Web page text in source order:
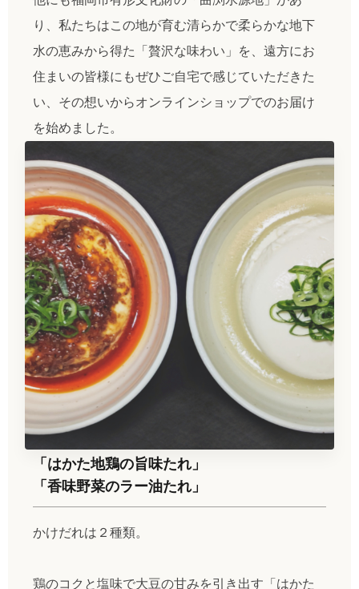
り、私たちはこの地が育む清らかで柔らかな地下
水の恵みから得た「贅沢な味わい」を、遠方にお
住まいの皆様にもぜひご自宅で感じていただきた
い、その想いからオンラインショップでのお届け
を始めました。
「はかた地鶏の旨味たれ」
「香味野菜のラー油たれ」
かけだれは２種類。
鶏のコクと塩味で大豆の甘みを引き出す「はかた